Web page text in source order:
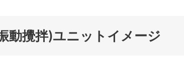
動攪拌)ユニットイメージ